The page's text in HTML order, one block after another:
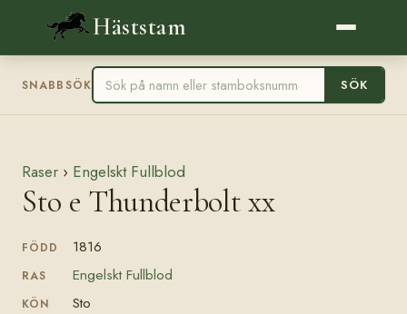
Häststam
SNABBSÖK SÖK
Raser › Engelskt Fullblod
Sto e Thunderbolt xx
FÖDD 1816
RAS Engelskt Fullblod
KÖN Sto